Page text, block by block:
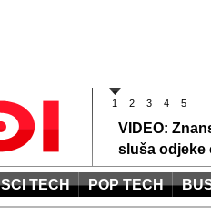
1 2 3 4 5
VIDEO:
sluša odjeke
SCI TECH POP TECH